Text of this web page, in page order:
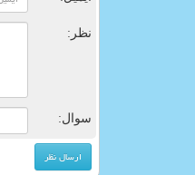
نظر:
سوال: